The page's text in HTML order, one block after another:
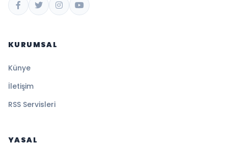
KURUMSAL
Künye
İletişim
RSS Servisleri
YASAL